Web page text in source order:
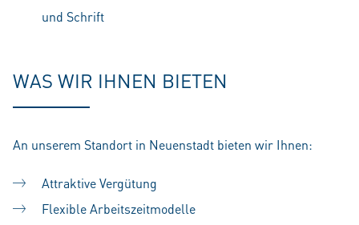
und Schrift
WAS WIR IHNEN BIETEN
An unserem Standort in Neuenstadt bieten wir Ihnen:
Attraktive Vergütung
Flexible Arbeitszeitmodelle